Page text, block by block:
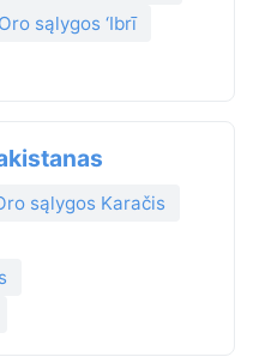
Oro sąlygos ‘Ibrī
sąlygos Karačis